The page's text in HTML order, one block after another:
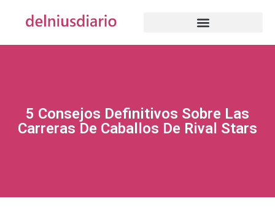
5 Consejos Definitivos Sobre Las
Carreras De Caballos De Rival Stars